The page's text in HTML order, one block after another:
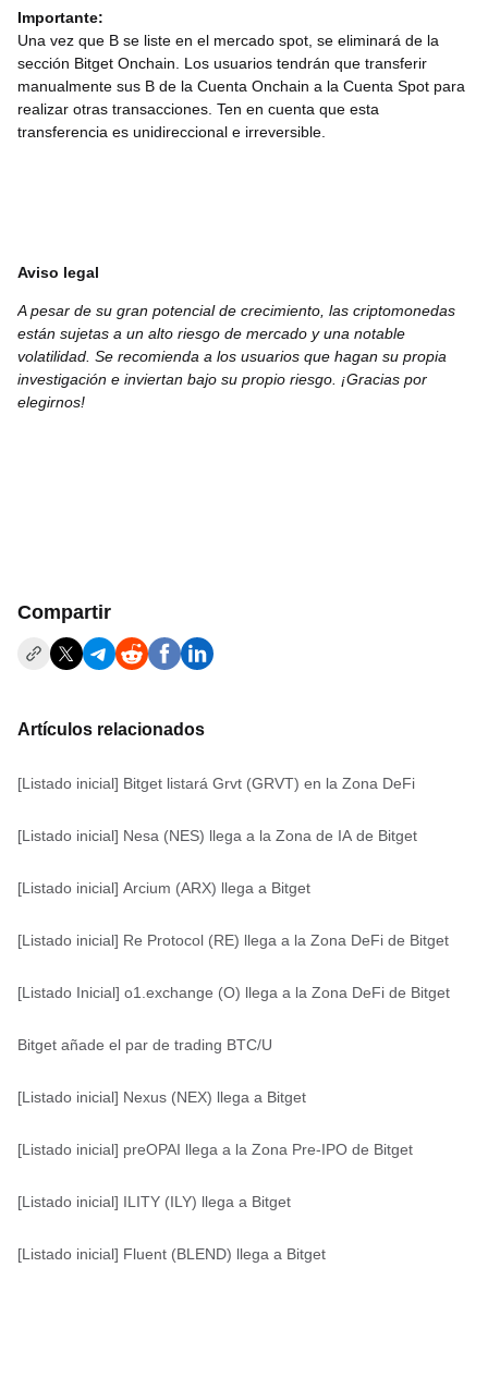
Importante:
Una vez que B se liste en el mercado spot, se eliminará de la
sección Bitget Onchain. Los usuarios tendrán que transferir
manualmente sus B de la Cuenta Onchain a la Cuenta Spot para
realizar otras transacciones. Ten en cuenta que esta
transferencia es unidireccional e irreversible.
Aviso legal
A pesar de su gran potencial de crecimiento, las criptomonedas
están sujetas a un alto riesgo de mercado y una notable
volatilidad. Se recomienda a los usuarios que hagan su propia
investigación e inviertan bajo su propio riesgo. ¡Gracias por
elegirnos!
Compartir
Artículos relacionados
[Listado inicial] Bitget listará Grvt (GRVT) en la Zona DeFi
[Listado inicial] Nesa (NES) llega a la Zona de IA de Bitget
[Listado inicial] Arcium (ARX) llega a Bitget
[Listado inicial] Re Protocol (RE) llega a la Zona DeFi de Bitget
[Listado Inicial] o1.exchange (O) llega a la Zona DeFi de Bitget
Bitget añade el par de trading BTC/U
[Listado inicial] Nexus (NEX) llega a Bitget
[Listado inicial] preOPAI llega a la Zona Pre-IPO de Bitget
[Listado inicial] ILITY (ILY) llega a Bitget
[Listado inicial] Fluent (BLEND) llega a Bitget